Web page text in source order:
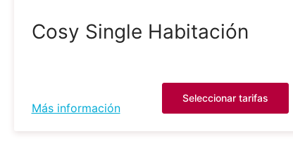
Cosy Single Habitación
Más información
Seleccionar tarifas